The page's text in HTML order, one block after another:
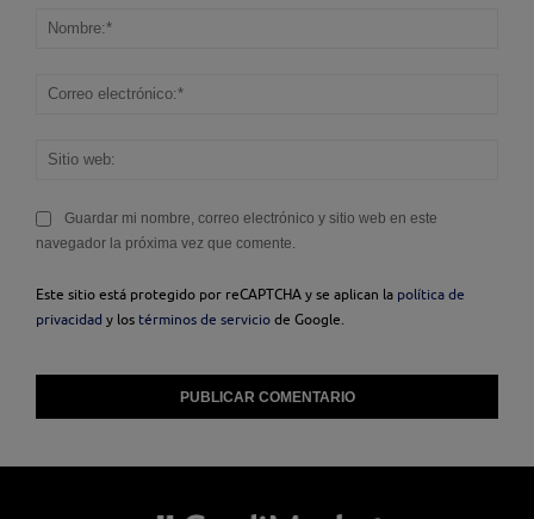
Guardar mi nombre, correo electrónico y sitio web en este
navegador la próxima vez que comente.
Este sitio está protegido por reCAPTCHA y se aplican la política de
privacidad y los términos de servicio de Google.